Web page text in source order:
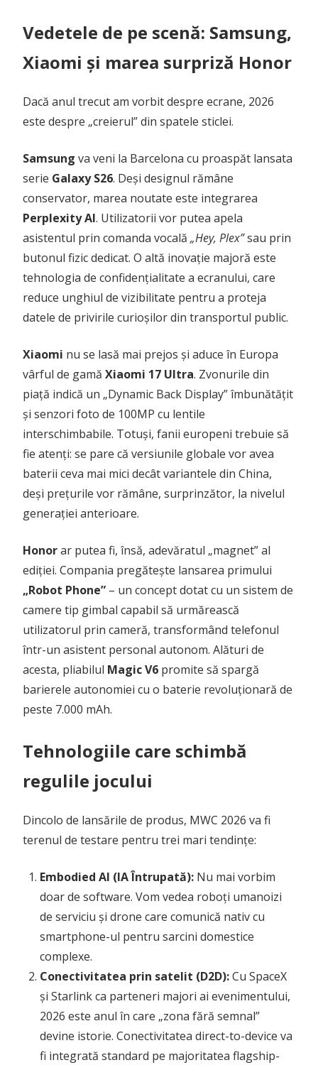
Vedetele de pe scenă: Samsung,
Xiaomi și marea surpriză Honor
Dacă anul trecut am vorbit despre ecrane, 2026
este despre „creierul” din spatele sticlei.
Samsung va veni la Barcelona cu proaspăt lansata
serie Galaxy S26. Deși designul rămâne
conservator, marea noutate este integrarea
Perplexity AI. Utilizatorii vor putea apela
asistentul prin comanda vocală „Hey, Plex”sau prin
butonul fizic dedicat. O altă inovație majoră este
tehnologia de confidențialitate a ecranului, care
reduce unghiul de vizibilitate pentru a proteja
datele de privirile curioșilor din transportul public.
Xiaomi nu se lasă mai prejos și aduce în Europa
vârful de gamă Xiaomi 17 Ultra. Zvonurile din
piață indică un „Dynamic Back Display” îmbunătățit
și senzori foto de 100MP cu lentile
interschimbabile. Totuși, fanii europeni trebuie să
fie atenți: se pare că versiunile globale vor avea
baterii ceva mai mici decât variantele din China,
deși prețurile vor rămâne, surprinzător, la nivelul
generației anterioare.
Honorar putea fi, însă, adevăratul „magnet” al
ediției. Compania pregătește lansarea primului
„Robot Phone” – un concept dotat cu un sistem de
camere tip gimbal capabil să urmărească
utilizatorul prin cameră, transformând telefonul
într-un asistent personal autonom. Alături de
acesta, pliabilul Magic V6 promite să spargă
barierele autonomiei cu o baterie revoluționară de
peste 7.000 mAh.
Tehnologiile care schimbă
regulile jocului
Dincolo de lansările de produs, MWC 2026 va fi
terenul de testare pentru trei mari tendințe:
Embodied AI (IA Întrupată): Nu mai vorbim
doar de software. Vom vedea roboți umanoizi
de serviciu și drone care comunică nativ cu
smartphone-ul pentru sarcini domestice
complexe.
Conectivitatea prin satelit (D2D):Cu SpaceX
și Starlink ca parteneri majori ai evenimentului,
2026 este anul în care „zona fără semnal”
devine istorie. Conectivitatea direct-to-device va
fi integrată standard pe majoritatea flagship-